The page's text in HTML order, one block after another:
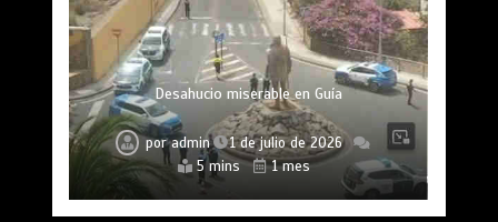
Desahucio miserable en Guía
poradmin
1 de julio de 2026
5 mins
1 mes